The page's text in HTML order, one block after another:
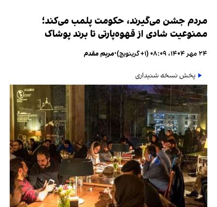
مردم جشن می‌گیرند، حکومت پلمب می‌کند؛
ممنوعیت شادی از قهوه‌پارتی تا برند پوشاک
۲۴ مهر ۱۴۰۴، ۰۸:۰۹ (‎+۱ گرینویچ) •مریم مقدم
پخش نسخه شنیداری